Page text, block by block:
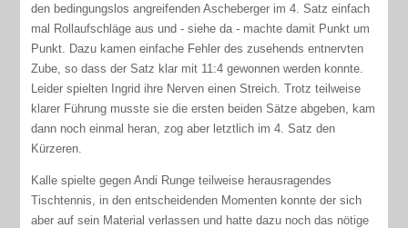
den bedingungslos angreifenden Ascheberger im 4. Satz einfach
mal Rollaufschläge aus und - siehe da - machte damit Punkt um
Punkt. Dazu kamen einfache Fehler des zusehends entnervten
Zube, so dass der Satz klar mit 11:4 gewonnen werden konnte.
Leider spielten Ingrid ihre Nerven einen Streich. Trotz teilweise
klarer Führung musste sie die ersten beiden Sätze abgeben, kam
dann noch einmal heran, zog aber letztlich im 4. Satz den
Kürzeren.
Kalle spielte gegen Andi Runge teilweise herausragendes
Tischtennis, in den entscheidenden Momenten konnte der sich
aber auf sein Material verlassen und hatte dazu noch das nötige